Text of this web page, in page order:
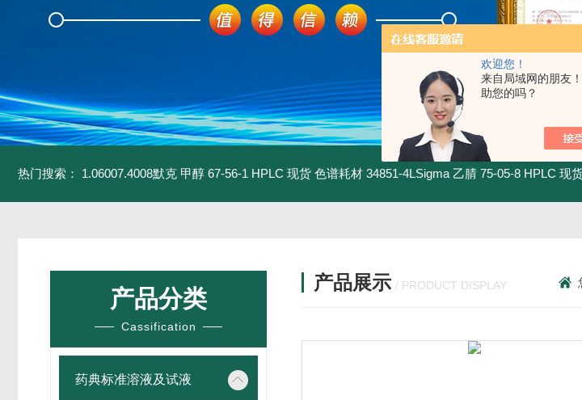
欢迎您！
来自局域网的朋友
助您的吗？
热门搜索： 1.06007.4008默克 甲醇 67-56-1 HPLC 现货 色谱耗材 34851-4LSigma 乙腈 75-05-8 HPLC 现
产品分类
Cassification
药典标准溶液及试液
产品展示 / PRODUCT DISPLAY